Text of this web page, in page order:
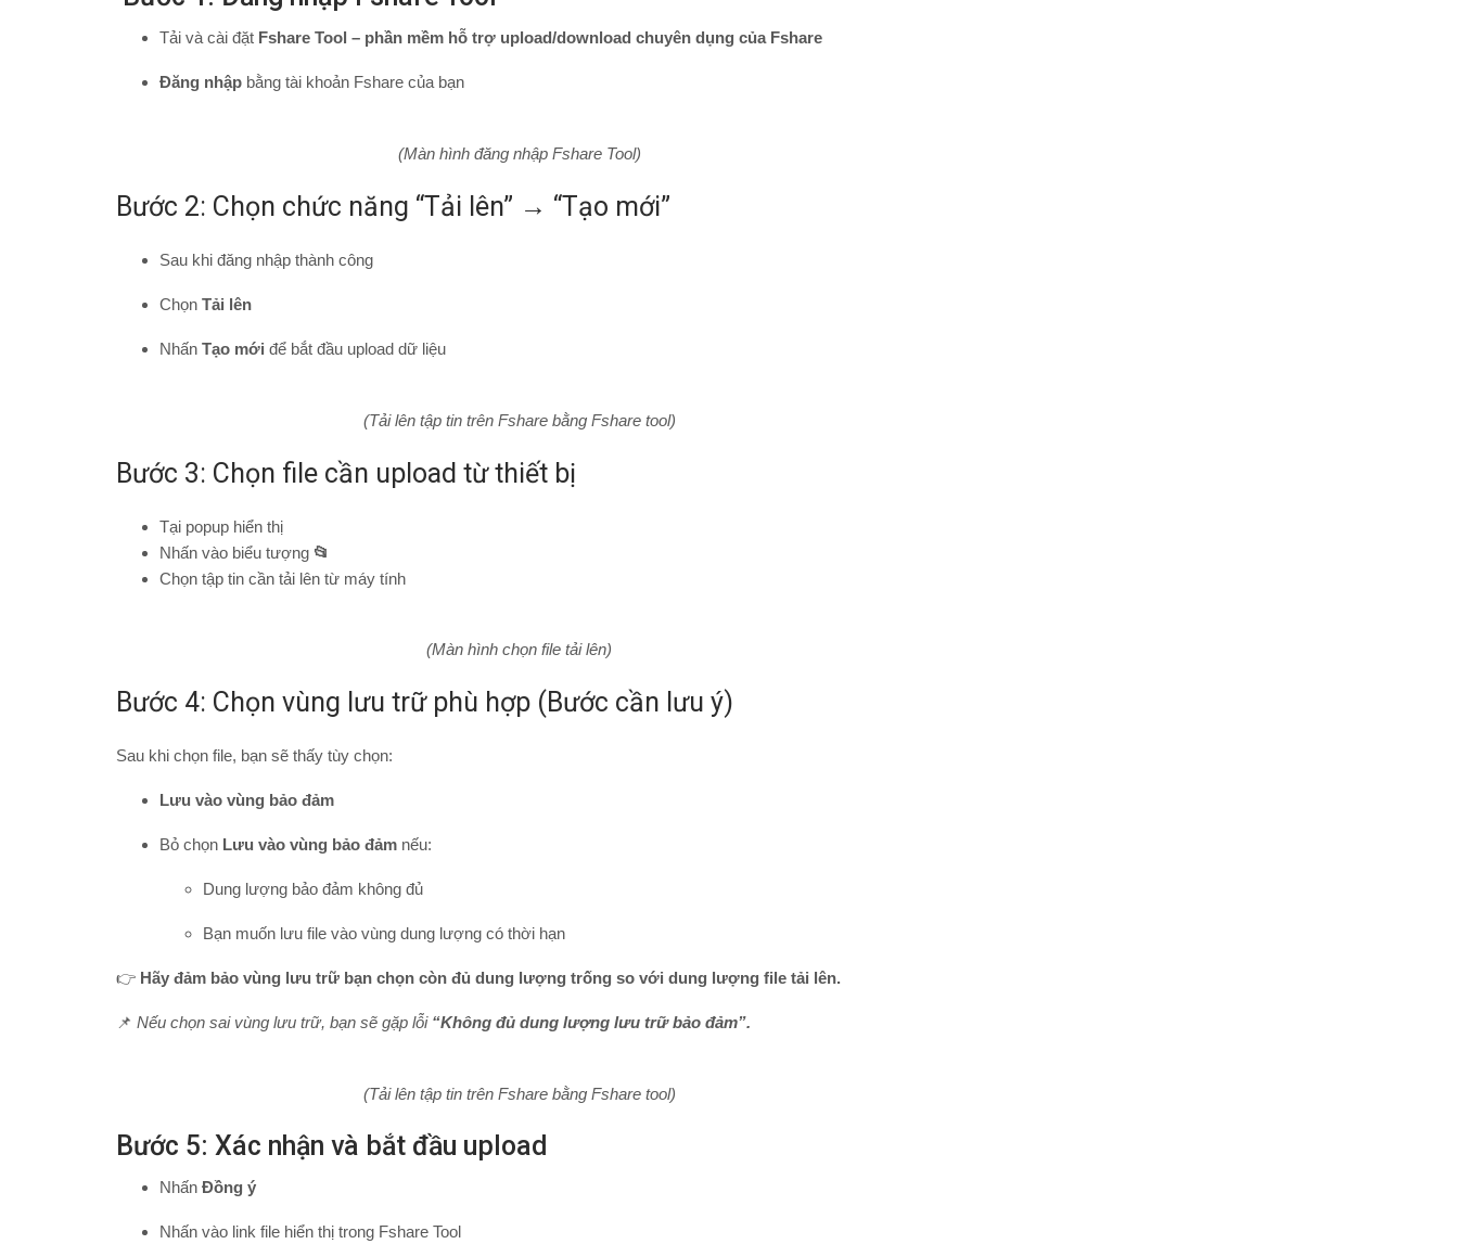
Tải và cài đặt Fshare Tool – phần mềm hỗ trợ upload/download chuyên dụng của Fshare
Đăng nhập bằng tài khoản Fshare của bạn
(Màn hình đăng nhập Fshare Tool)
Bước 2: Chọn chức năng “Tải lên” → “Tạo mới”
Sau khi đăng nhập thành công
Chọn Tải lên
Nhấn Tạo mới để bắt đầu upload dữ liệu
(Tải lên tập tin trên Fshare bằng Fshare tool)
Bước 3: Chọn file cần upload từ thiết bị
Tại popup hiển thị
Nhấn vào biểu tượng 📂
Chọn tập tin cần tải lên từ máy tính
(Màn hình chọn file tải lên)
Bước 4: Chọn vùng lưu trữ phù hợp (Bước cần lưu ý)
Sau khi chọn file, bạn sẽ thấy tùy chọn:
Lưu vào vùng bảo đảm
Bỏ chọn Lưu vào vùng bảo đảm nếu:
Dung lượng bảo đảm không đủ
Bạn muốn lưu file vào vùng dung lượng có thời hạn
👉 Hãy đảm bảo vùng lưu trữ bạn chọn còn đủ dung lượng trống so với dung lượng file tải lên.
📌 Nếu chọn sai vùng lưu trữ, bạn sẽ gặp lỗi “Không đủ dung lượng lưu trữ bảo đảm”.
(Tải lên tập tin trên Fshare bằng Fshare tool)
Bước 5: Xác nhận và bắt đầu upload
Nhấn Đồng ý
Nhấn vào link file hiển thị trong Fshare Tool